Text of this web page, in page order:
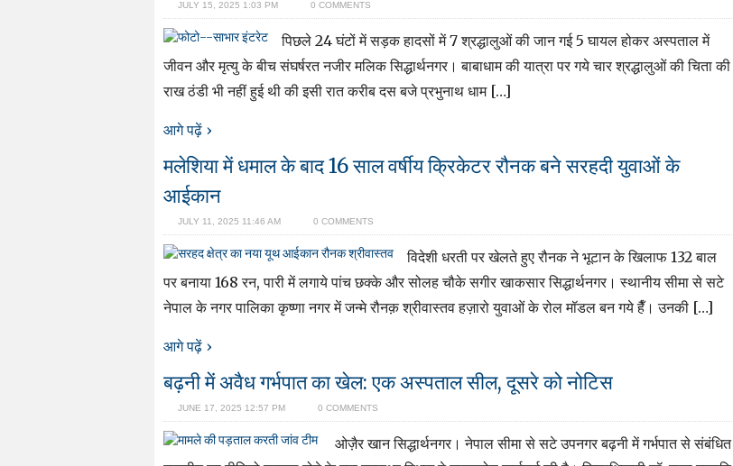
JULY 15, 2025 1:03 PM 0 COMMENTS
पिछले 24 घंटों में सड़क हादसों में 7 श्रद्धालुओं की जान गई 5 घायल होकर अस्पताल में
जीवन और मृत्यु के बीच संघर्षरत नजीर मलिक सिद्धार्थनगर। बाबाधाम की यात्रा पर गये चार श्रद्धालुओं की चिता की
राख ठंडी भी नहीं हुई थी की इसी रात करीब दस बजे प्रभुनाथ धाम […]
आगे पढ़ें ›
मलेशिया में धमाल के बाद 16 साल वर्षीय क्रिकेटर रौनक बने सरहदी युवाओं के
आईकान
JULY 11, 2025 11:46 AM 0 COMMENTS
विदेशी धरती पर खेलते हुए रौनक ने भूटान के खिलाफ 132 बाल
पर बनाया 168 रन, पारी में लगाये पांच छक्के और सोलह चौके सगीर खाकसार सिद्धार्थनगर। स्थानीय सीमा से सटे
नेपाल के नगर पालिका कृष्णा नगर में जन्मे रौनक़ श्रीवास्तव हज़ारो युवाओं के रोल मॉडल बन गये हैँ। उनकी […]
आगे पढ़ें ›
बढ़नी में अवैध गर्भपात का खेल: एक अस्पताल सील, दूसरे को नोटिस
JUNE 17, 2025 12:57 PM 0 COMMENTS
ओज़ैर खान सिद्धार्थनगर। नेपाल सीमा से सटे उपनगर बढ़नी में गर्भपात से संबंधित